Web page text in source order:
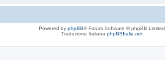
Powered by phpBB® Forum Software © phpBB Limited
Traduzione Italiana phpBBItalia.net